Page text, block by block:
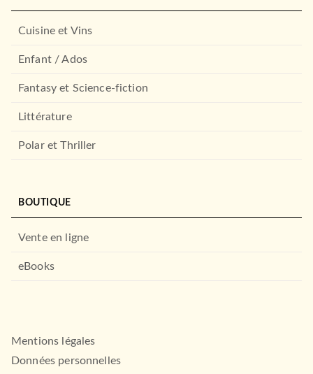
Cuisine et Vins
Enfant / Ados
Fantasy et Science-fiction
Littérature
Polar et Thriller
BOUTIQUE
Vente en ligne
eBooks
Mentions légales
Données personnelles